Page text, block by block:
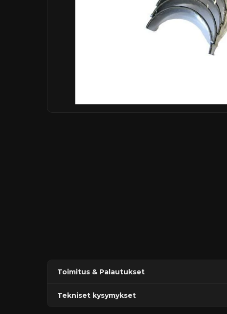
Toimitus & Palautukset
Kaupan sijainnissa olevat tuotteet 1–3 arkipäivässä
Tekniset kysymykset